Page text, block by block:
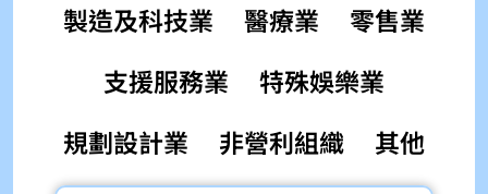
製造及科技業
醫療業
零售業
支援服務業
特殊娛樂業
規劃設計業
非營利組織 其他